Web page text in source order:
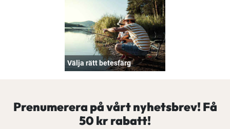
Välja rätt betesfärg
Prenumerera på vårt nyhetsbrev! Få
50 kr rabatt!